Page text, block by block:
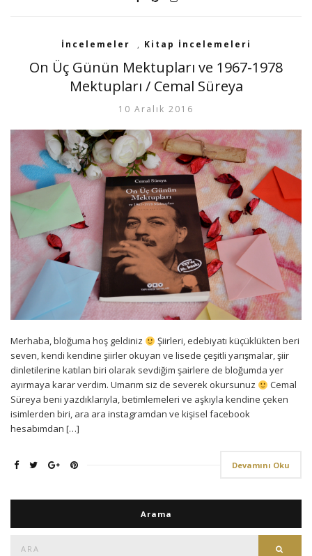
İncelemeler , Kitap İncelemeleri
On Üç Günün Mektupları ve 1967-1978
Mektupları / Cemal Süreya
10 Aralık 2016
Merhaba, bloğuma hoş geldiniz
Şiirleri, edebiyatı küçüklükten beri
seven, kendi kendine şiirler okuyan ve lisede çeşitli yarışmalar, şiir
dinletilerine katılan biri olarak sevdiğim şairlere de bloğumda yer
ayırmaya karar verdim. Umarım siz de severek okursunuz
Cemal
Süreya beni yazdıklarıyla, betimlemeleri ve aşkıyla kendine çeken
isimlerden biri, ara ara instagramdan ve kişisel facebook
hesabımdan […]
Devamını Oku
Arama